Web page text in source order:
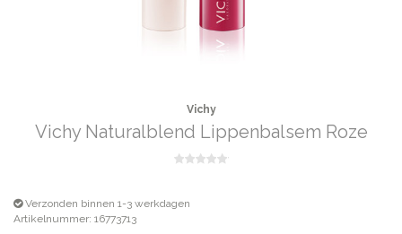
Vichy
Vichy Naturalblend Lippenbalsem Roze
Verzonden binnen 1-3 werkdagen
Artikelnummer: 16773713